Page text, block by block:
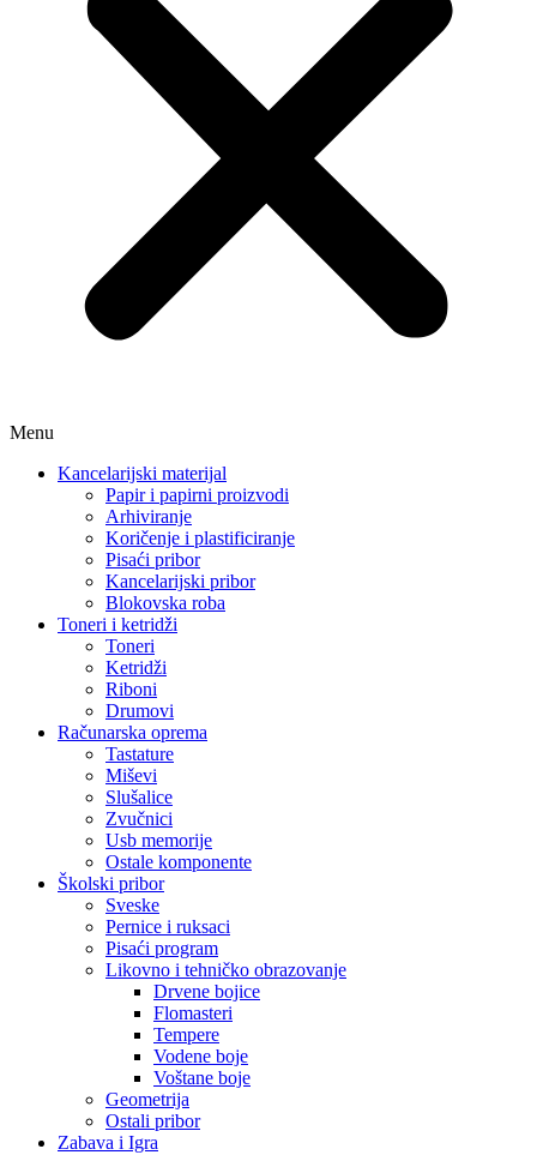
Menu
Kancelarijski materijal
Papir i papirni proizvodi
Arhiviranje
Koričenje i plastificiranje
Pisaći pribor
Kancelarijski pribor
Blokovska roba
Toneri i ketridži
Toneri
Ketridži
Riboni
Drumovi
Računarska oprema
Tastature
Miševi
Slušalice
Zvučnici
Usb memorije
Ostale komponente
Školski pribor
Sveske
Pernice i ruksaci
Pisaći program
Likovno i tehničko obrazovanje
Drvene bojice
Flomasteri
Tempere
Vodene boje
Voštane boje
Geometrija
Ostali pribor
Zabava i Igra